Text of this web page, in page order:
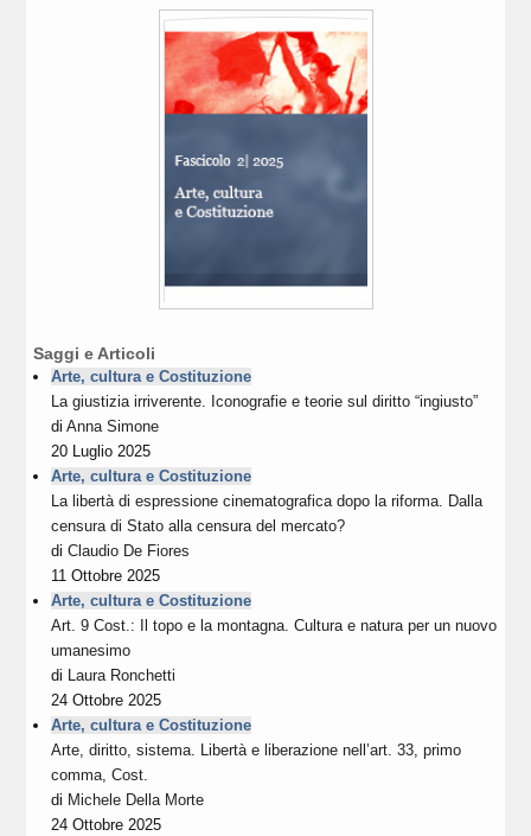
Saggi e Articoli
Arte, cultura e Costituzione
La giustizia irriverente. Iconografie e teorie sul diritto “ingiusto”
diAnna Simone
20 Luglio 2025
Arte, cultura e Costituzione
La libertà di espressione cinematografica dopo la riforma. Dalla
censura di Stato alla censura del mercato?
diClaudio De Fiores
11 Ottobre 2025
Arte, cultura e Costituzione
Art. 9 Cost.: Il topo e la montagna. Cultura e natura per un nuovo
umanesimo
di Laura Ronchetti
24 Ottobre 2025
Arte, cultura e Costituzione
Arte, diritto, sistema. Libertà e liberazione nell’art. 33, primo
comma, Cost.
di Michele Della Morte
24 Ottobre 2025